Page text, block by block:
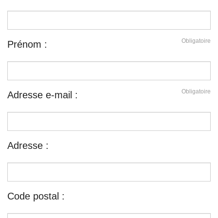
Obligatoire
Prénom :
Obligatoire
Adresse e-mail :
Adresse :
Code postal :